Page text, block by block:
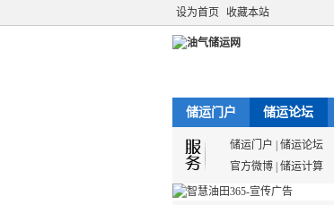
设为首页 收藏本站
储运门户 储运论坛
储运门户 储运论坛
官方微博 储运计算